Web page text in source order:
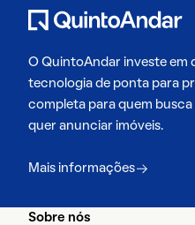
Sobre nós
O QuintoAndar investe em
tecnologia de ponta para
completa para quem
quer anunciar imóveis.
Mais informações